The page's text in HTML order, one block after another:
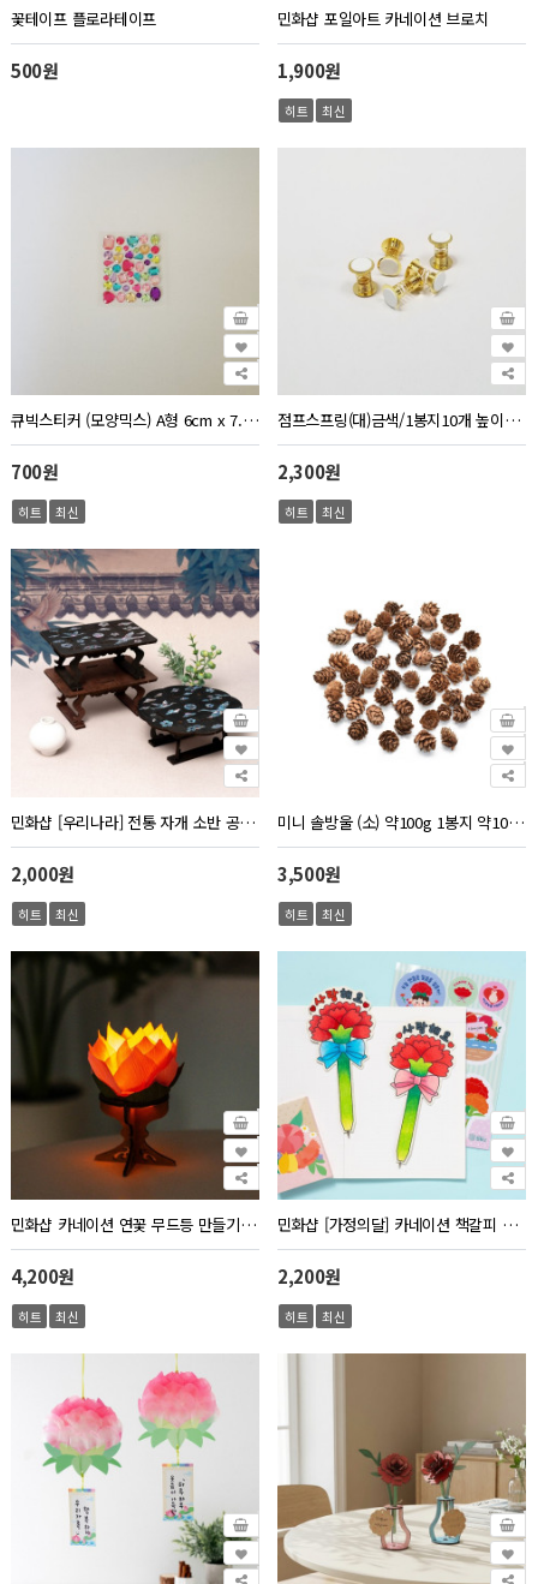
꽃테이프 플로라테이프
500원
민화샵 포일아트 카네이션 브로치
1,900원
히트 최신
큐빅스티커 (모양믹스) A형 6cm x 7.5cm
700원
히트 최신
점프스프링(대)금색/1봉지10개 높이3.5cm 원2.5cm
2,300원
히트 최신
민화샵 [우리나라] 전통 자개 소반 공예 / 2종
2,000원
히트 최신
미니 솔방울 (소) 약100g 1봉지 약100개~110개 크기1.5cm~2.5cm
3,500원
히트 최신
민화샵 카네이션 연꽃 무드등 만들기 부처님오신날
4,200원
히트 최신
민화샵 [가정의달] 카네이션 책갈피 볼펜
2,200원
히트 최신